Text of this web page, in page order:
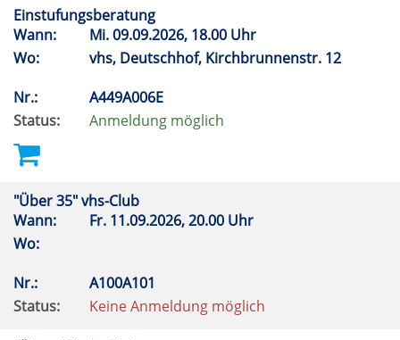
Einstufungsberatung
Wann:
Mi.09.09.2026, 18.00 Uhr
Wo:
vhs, Deutschhof, Kirchbrunnenstr. 12
Nr.:
A449A006E
Status:
Anmeldung möglich
"Über 35" vhs-Club
Wann:
Fr. 11.09.2026, 20.00 Uhr
Wo:
Nr.:
A100A101
Status:
Keine Anmeldung möglich